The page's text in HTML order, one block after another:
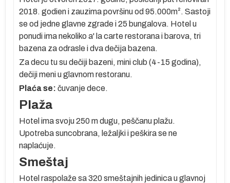
2018. godien i zauzima površinu od 95.000m². Sastoji
se od jedne glavne zgrade i 25 bungalova. Hotel u
ponudi ima nekoliko a' la carte restorana i barova, tri
bazena za odrasle i dva dečija bazena.
Za decu tu su dečiji bazeni, mini club (4-15 godina),
dečiji meni u glavnom restoranu.
Plaća se: čuvanje dece.
Plaža
Hotel ima svoju 250 m dugu, peščanu plažu.
Upotreba suncobrana, ležaljki i peškira se ne
naplaćuje.
Smeštaj
Hotel raspolaže sa 320 smeštajnih jedinica u glavnoj